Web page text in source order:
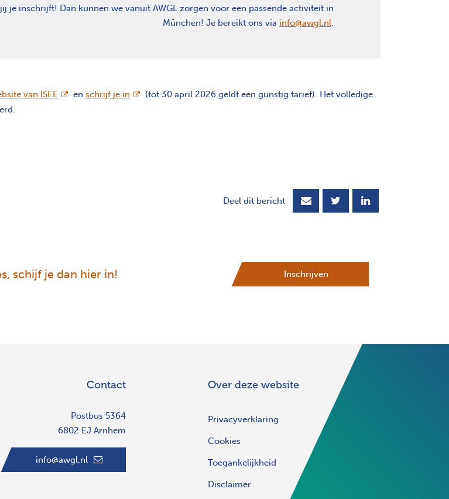
je inschrijft! Dan kunnen we vanuit AWGL zorgen voor een passende activiteit in
München! Je bereikt ons via info@awgl.nl.
van ISEE opent nieuw scherm
en schrijf je in opent nieuw scherm
(tot 30 april 2026 geldt een gunstig tarief). Het volledige
Deel dit bericht
schijf je dan hier in! Inschrijven
Contact
Postbus 5364
6802 EJ Arnhem
info@awgl.nl
Over deze website
Privacyverklaring
Cookies
Toegankelijkheid
Disclaimer